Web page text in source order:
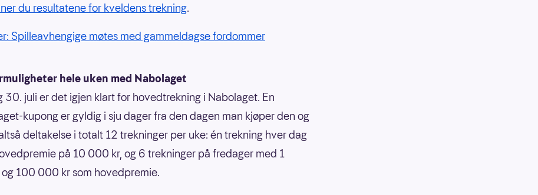
du resultatene for kveldens trekning.
Spilleavhengige møtes med gammeldagse fordommer
hele uken med Nabolaget
30. juli er det igjen klart for hovedtrekning i Nabolaget. En
kupong er gyldig i sju dager fra den dagen man kjøper den og
deltakelse i totalt 12 trekninger per uke: én trekning hver dag
på 10 000 kr, og 6 trekninger på fredager med 1
100 000 kr som hovedpremie.